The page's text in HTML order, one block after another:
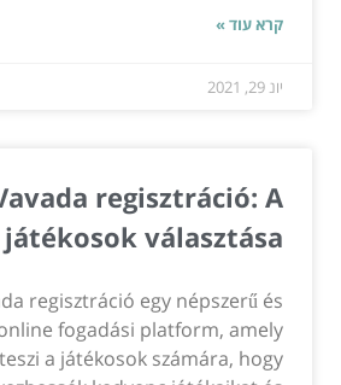
קרא עוד »
יונ 29, 2021
regisztráció: A
választása
regisztráció egy népszerű és
fogadási platform, amely
a játékosok számára, hogy